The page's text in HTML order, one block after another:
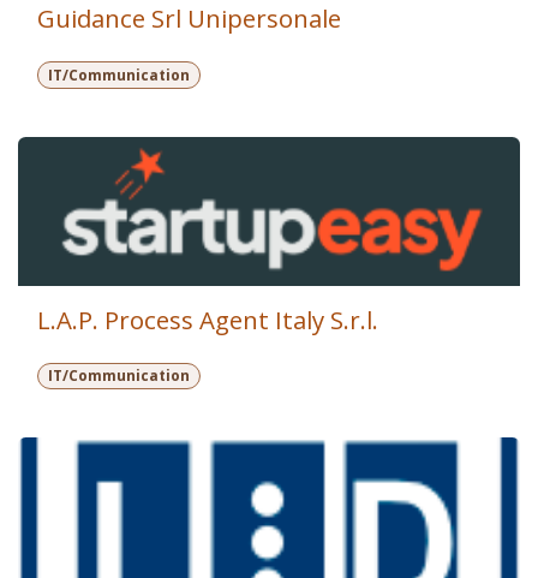
Guidance Srl Unipersonale
IT/Communication
L.A.P. Process Agent Italy S.r.l.
IT/Communication